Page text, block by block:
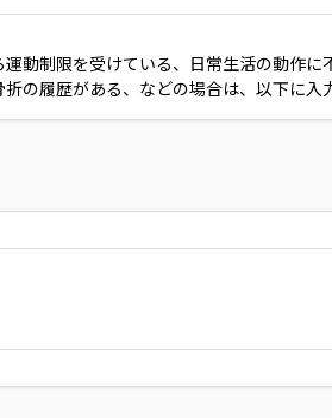
運動制限を受けている、日常生活の動作
折の履歴がある、などの場合は、以下に入